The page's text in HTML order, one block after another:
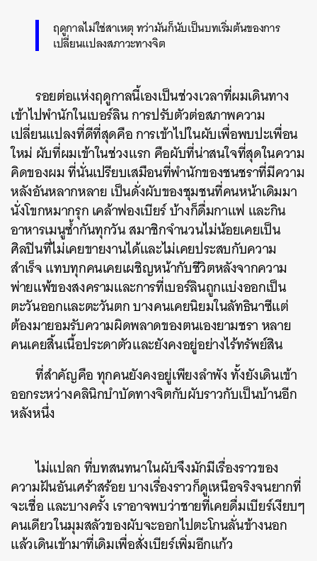
ฤดูกาลไม่ใช่สาเหตุ ทว่ามันก็นับเป็นบทเริ่มต้นของการ
เปลี่ยนแปลงสภาวะทางจิต
รอยต่อแห่งฤดูกาลนี้เองเป็นช่วงเวลาที่ผมเดินทาง
เข้าไปพำนักในเบอร์ลิน การปรับตัวต่อสภาพความ
เปลี่ยนแปลงที่ดีที่สุดคือ การเข้าไปในผับเพื่อพบปะเพื่อน
ใหม่ ผับที่ผมเข้าในช่วงแรก คือผับที่น่าสนใจที่สุดในความ
คิดของผม ที่นั่นเปรียบเสมือนที่พำนักของชนชราที่มีความ
หลังอันหลากหลาย เป็นดั่งผับของชุมชนที่คนหน้าเดิมมา
นั่งโขกหมากรุก เคล้าฟองเบียร์ บ้างก็ดื่มกาแฟ และกิน
อาหารเมนูซ้ำกันทุกวัน สมาชิกจำนวนไม่น้อยเคยเป็น
ศิลปินที่ไม่เคยขายงานได้และไม่เคยประสบกับความ
สำเร็จ แทบทุกคนเคยเผชิญหน้ากับชีวิตหลังจากความ
พ่ายแพ้ของสงครามและการที่เบอร์ลินถูกแบ่งออกเป็น
ตะวันออกและตะวันตก บางคนเคยนิยมในลัทธินาซีแต่
ต้องมายอมรับความผิดพลาดของตนเองยามชรา หลาย
คนเคยสิ้นเนื้อประดาตัวและยังคงอยู่อย่างไร้ทรัพย์สิน
ที่สำคัญคือ ทุกคนยังคงอยู่เพียงลำพัง ทั้งยังเดินเข้า
ออกระหว่างคลินิกบำบัดทางจิตกับผับราวกับเป็นบ้านอีก
หลังหนึ่ง
ไม่แปลก ที่บทสนทนาในผับจึงมักมีเรื่องราวของ
ความฝันอันเศร้าสร้อย บางเรื่องราวก็ดูเหนือจริงจนยากที่
จะเชื่อ และบางครั้ง เราอาจพบว่าชายที่เคยดื่มเบียร์เงียบๆ
คนเดียวในมุมสลัวของผับจะออกไปตะโกนลั่นข้างนอก
แล้วเดินเข้ามาที่เดิมเพื่อสั่งเบียร์เพิ่มอีกแก้ว